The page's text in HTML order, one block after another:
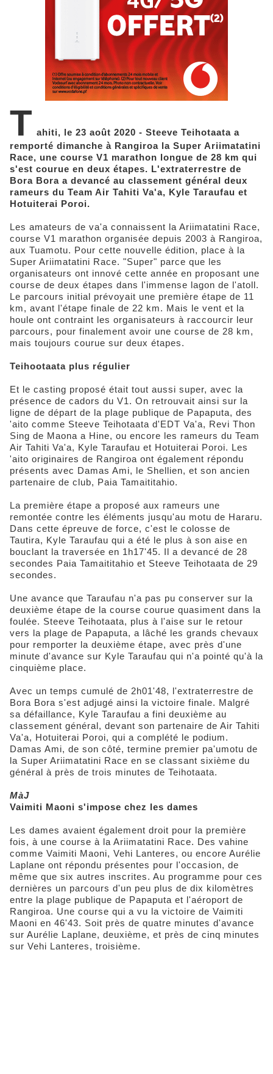
T ahiti, le 23 août 2020 - Steeve Teihotaata a
remporté dimanche à Rangiroa la Super Ariimatatini
Race, une course V1 marathon longue de 28 km qui
s'est courue en deux étapes. L'extraterrestre de
Bora Bora a devancé au classement général deux
rameurs du Team Air Tahiti Va'a, Kyle Taraufau et
Hotuiterai Poroi.
Les amateurs de va'a connaissent la Ariimatatini Race,
course V1 marathon organisée depuis 2003 à Rangiroa,
aux Tuamotu. Pour cette nouvelle édition, place à la
Super Ariimatatini Race. "Super" parce que les
organisateurs ont innové cette année en proposant une
course de deux étapes dans l'immense lagon de l'atoll.
Le parcours initial prévoyait une première étape de 11
km, avant l'étape finale de 22 km. Mais le vent et la
houle ont contraint les organisateurs à raccourcir leur
parcours, pour finalement avoir une course de 28 km,
mais toujours courue sur deux étapes.
Teihootaata plus régulier
Et le casting proposé était tout aussi super, avec la
présence de cadors du V1. On retrouvait ainsi sur la
ligne de départ de la plage publique de Papaputa, des
'aito comme Steeve Teihotaata d'EDT Va'a, Revi Thon
Sing de Maona a Hine, ou encore les rameurs du Team
Air Tahiti Va'a, Kyle Taraufau et Hotuiterai Poroi. Les
'aito originaires de Rangiroa ont également répondu
présents avec Damas Ami, le Shellien, et son ancien
partenaire de club, Paia Tamaititahio.
La première étape a proposé aux rameurs une
remontée contre les éléments jusqu'au motu de Hararu.
Dans cette épreuve de force, c'est le colosse de
Tautira, Kyle Taraufau qui a été le plus à son aise en
bouclant la traversée en 1h17'45. Il a devancé de 28
secondes Paia Tamaititahio et Steeve Teihotaata de 29
secondes.
Une avance que Taraufau n'a pas pu conserver sur la
deuxième étape de la course courue quasiment dans la
foulée. Steeve Teihotaata, plus à l'aise sur le retour
vers la plage de Papaputa, a lâché les grands chevaux
pour remporter la deuxième étape, avec près d'une
minute d'avance sur Kyle Taraufau qui n'a pointé qu'à la
cinquième place.
Avec un temps cumulé de 2h01'48, l'extraterrestre de
Bora Bora s'est adjugé ainsi la victoire finale. Malgré
sa défaillance, Kyle Taraufau a fini deuxième au
classement général, devant son partenaire de Air Tahiti
Va'a, Hotuiterai Poroi, qui a complété le podium.
Damas Ami, de son côté, termine premier pa'umotu de
la Super Ariimatatini Race en se classant sixième du
général à près de trois minutes de Teihotaata.
MàJ
Vaimiti Maoni s'impose chez les dames
Les dames avaient également droit pour la première
fois, à une course à la Ariimatatini Race. Des vahine
comme Vaimiti Maoni, Vehi Lanteres, ou encore Aurélie
Laplane ont répondu présentes pour l'occasion, de
même que six autres inscrites. Au programme pour ces
dernières un parcours d'un peu plus de dix kilomètres
entre la plage publique de Papaputa et l'aéroport de
Rangiroa. Une course qui a vu la victoire de Vaimiti
Maoni en 46'43. Soit près de quatre minutes d'avance
sur Aurélie Laplane, deuxième, et près de cinq minutes
sur Vehi Lanteres, troisième.